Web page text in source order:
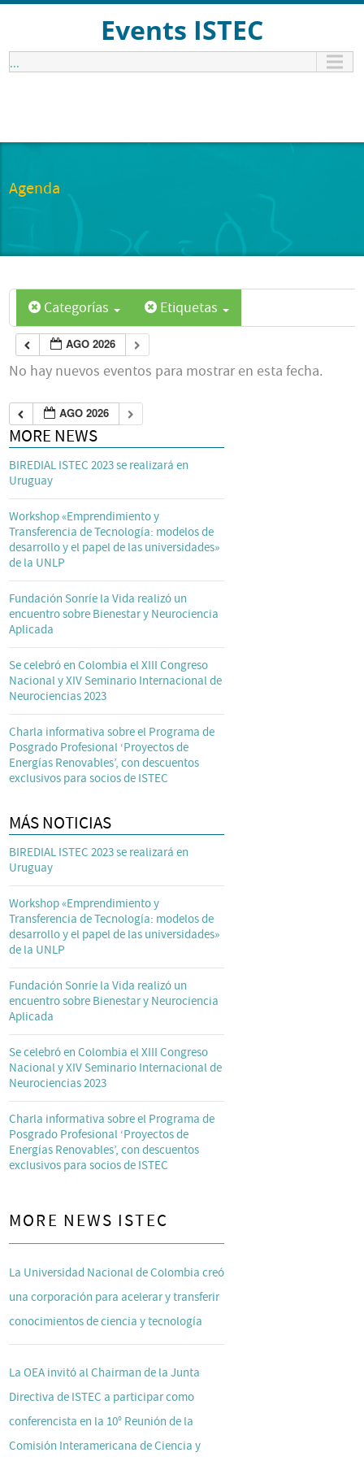
Events ISTEC
...
Agenda
Categorías Etiquetas
AGO 2026
No hay nuevos eventos para mostrar en esta fecha.
AGO 2026
MORE NEWS
BIREDIAL ISTEC 2023 se realizará en
Uruguay
Workshop «Emprendimiento y
Transferencia de Tecnología: modelos de
desarrollo y el papel de las universidades»
de la UNLP
Fundación Sonríe la Vida realizó un
encuentro sobre Bienestar y Neurociencia
Aplicada
Se celebró en Colombia el XIII Congreso
Nacional y XIV Seminario Internacional de
Neurociencias 2023
Charla informativa sobre el Programa de
Posgrado Profesional ‘Proyectos de
Energías Renovables’, con descuentos
exclusivos para socios de ISTEC
MÁS NOTICIAS
BIREDIAL ISTEC 2023 se realizará en
Uruguay
Workshop «Emprendimiento y
Transferencia de Tecnología: modelos de
desarrollo y el papel de las universidades»
de la UNLP
Fundación Sonríe la Vida realizó un
encuentro sobre Bienestar y Neurociencia
Aplicada
Se celebró en Colombia el XIII Congreso
Nacional y XIV Seminario Internacional de
Neurociencias 2023
Charla informativa sobre el Programa de
Posgrado Profesional ‘Proyectos de
Energías Renovables’, con descuentos
exclusivos para socios de ISTEC
MORE NEWS ISTEC
La Universidad Nacional de Colombia creó
una corporación para acelerar y transferir
conocimientos de ciencia y tecnología
La OEA invitó al Chairman de la Junta
Directiva de ISTEC a participar como
conferencista en la 10° Reunión de la
Comisión Interamericana de Ciencia y